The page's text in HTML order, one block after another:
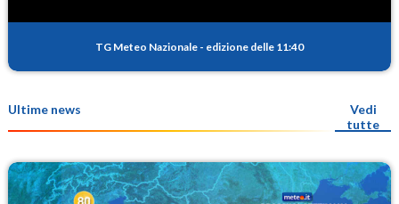
TG Meteo Nazionale - edizione delle 11:40
Ultime news
Vedi
tutte